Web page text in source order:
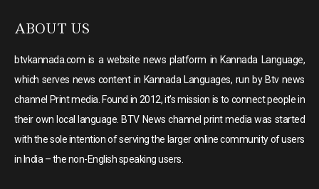
ABOUT US
btvkannada.com is a website news platform in Kannada Language,
which serves news content in Kannada Languages, run by Btv news
channel Print media. Found in 2012, it’s mission is to connect people in
their own local language. BTV News channel print media was started
with the sole intention of serving the larger online community of users
in India – the non-English speaking users.